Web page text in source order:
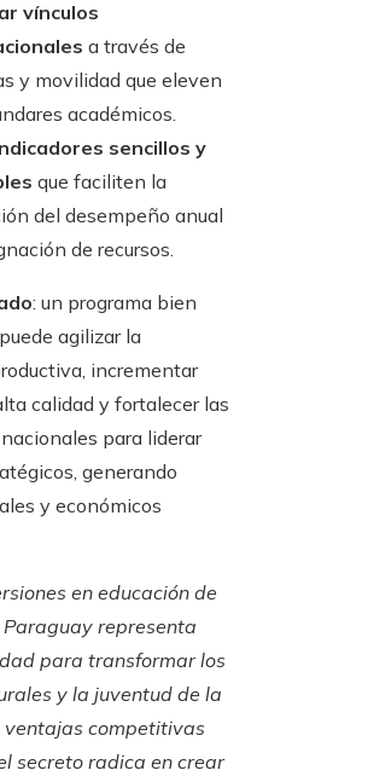
vínculos
a través de
y movilidad que eleven
académicos.
sencillos y
que faciliten la
del desempeño anual
de recursos.
: un programa bien
agilizar la
incrementar
calidad y fortalecer las
para liderar
generando
y económicos
en educación de
representa
para transformar los
y la juventud de la
ventajas competitivas
secreto radica en crear